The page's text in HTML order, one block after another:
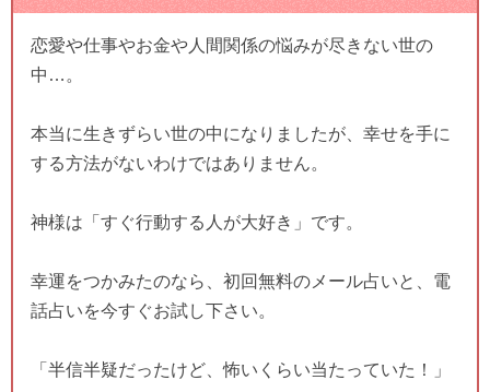
恋愛や仕事やお金や人間関係の悩みが尽きない世の
中…。
本当に生きずらい世の中になりましたが、幸せを手に
する方法がないわけではありません。
神様は「すぐ行動する人が大好き」です。
幸運をつかみたのなら、初回無料のメール占いと、電
話占いを今すぐお試し下さい。
「半信半疑だったけど、怖いくらい当たっていた！」